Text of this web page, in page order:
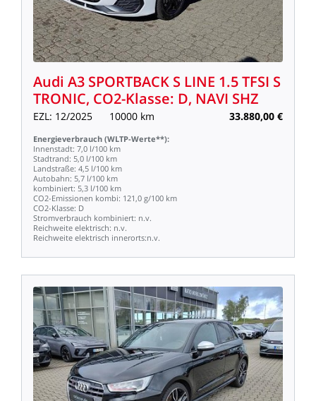
Audi A3 SPORTBACK S LINE 1.5TFSI S
TRONIC, CO2-Klasse: D, NAVI SHZ
EZL: 12/2025 10000 km 33.880,00 €
Energieverbrauch (WLTP-Werte**):
Innenstadt: 7,0 l/100 km
Stadtrand: 5,0 l/100 km
Landstraße: 4,5 l/100 km
Autobahn: 5,7 l/100 km
kombiniert: 5,3 l/100 km
CO2-Emissionen kombi: 121,0 g/100 km
CO2-Klasse: D
Stromverbrauch kombiniert: n.v.
Reichweite elektrisch: n.v.
Reichweite elektrisch innerorts:n.v.